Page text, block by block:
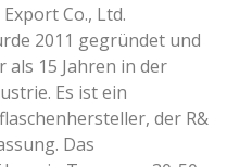
Co., Ltd.
2011 gegründet und
15 Jahren in der
Es ist ein
der R&
Das